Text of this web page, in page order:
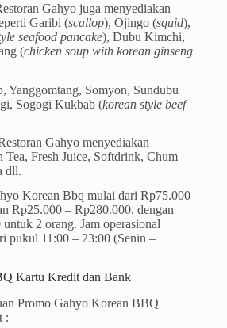
Gahyo juga menyediakan
Garibi (scallop), Ojingo (squid),
seafood pancake), Dubu Kimchi,
(chicken soup with korean ginseng
Yanggomtang, Somyon, Sundubu
Sogogi Kukbab (korean style beef
Gahyo menyediakan
Tea, Fresh Juice, Softdrink, Chum
dll.
Korean Bbq mulai dari Rp75.000
Rp25.000 – Rp280.000, dengan
2 orang. Jam operasional
pukul 11:00 – 23:00 (Senin –
Kartu Kredit dan Bank
Promo Gahyo Korean BBQ
: